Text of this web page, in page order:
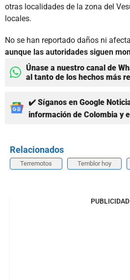
otras localidades de la zona del
locales.
No se han reportado daños ni
aunque las autoridades siguen
Únase a nuestro canal de
al tanto de los hechos más
✔️ Síganos en Google
información de Colombia y
Relacionados
Terremotos Temblor hoy
PUBLICIDAD